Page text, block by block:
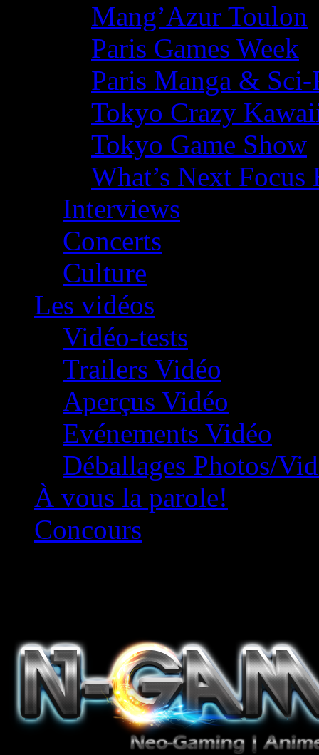
Mang’Azur Toulon
Paris Games Week
Paris Manga &
Tokyo Crazy
Tokyo Game Show
What’s Next
Interviews
Concerts
Culture
Les vidéos
Vidéo-tests
Trailers Vidéo
Aperçus Vidéo
Evénements Vidéo
Déballages Photos/
À vous la parole!
Concours